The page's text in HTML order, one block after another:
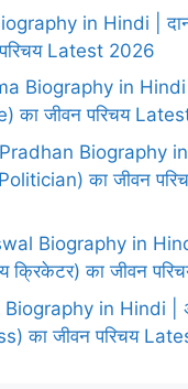
in Hindi |
Latest 2026
Biography in Hindi |
का जीवन परिचय
Biography in
का जीवन
Biography in
क्रिकेटर) का जीवन
in Hindi |
का जीवन परिचय